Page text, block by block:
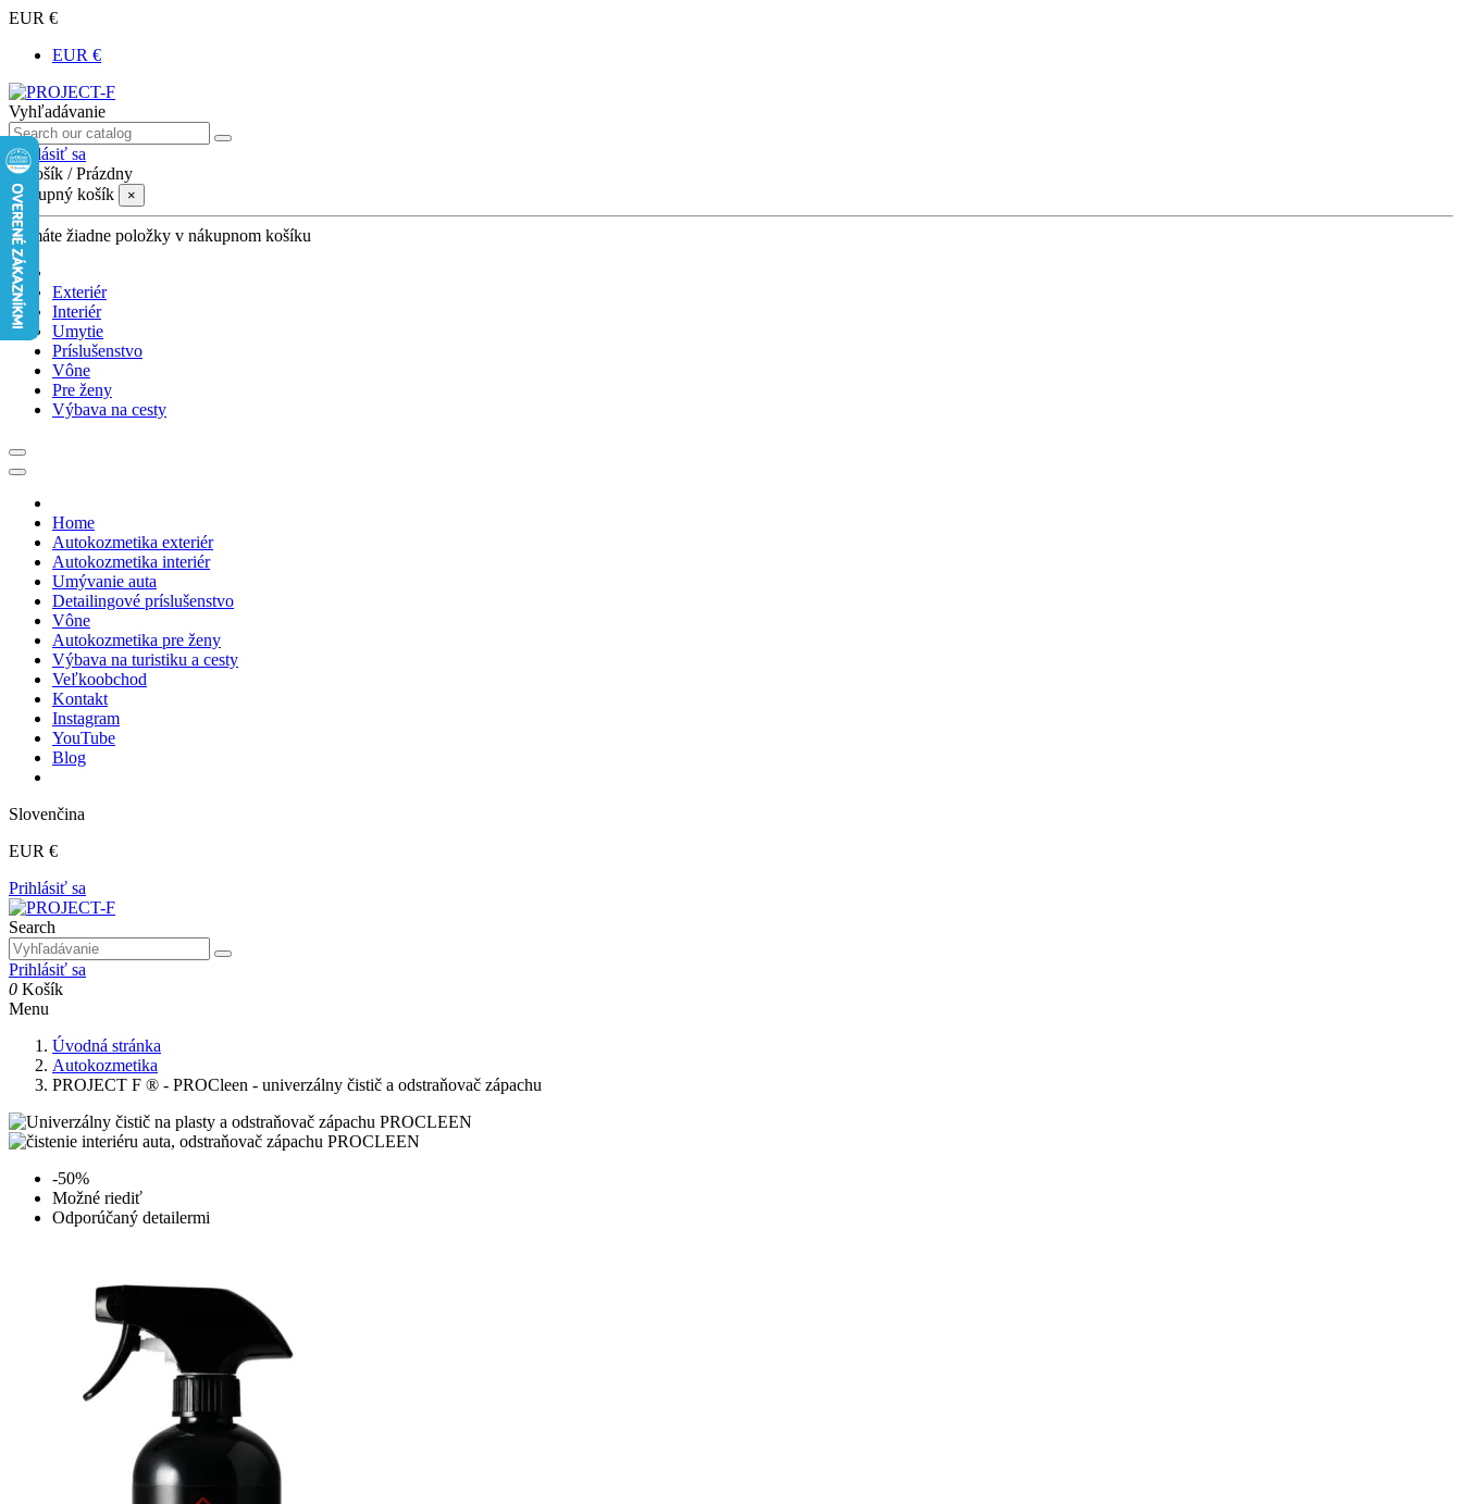
EUR €
EUR €
Vyhľadávanie
Prihlásiť sa
0 Košík /Prázdny
Nákupný košík
×
Nemáte žiadne položky v nákupnom košíku
Exteriér
Interiér
Umytie
Príslušenstvo
Vône
Pre ženy
Výbava na cesty
Home
Autokozmetika exteriér
Autokozmetika interiér
Umývanie auta
Detailingové príslušenstvo
Vône
Autokozmetika pre ženy
Výbava na turistiku a cesty
Veľkoobchod
Kontakt
Instagram
YouTube
Blog
Slovenčina
EUR €
Prihlásiť sa
Search
Prihlásiť sa
0 Košík
Menu
Úvodná stránka
Autokozmetika
PROJECT F ® - PROCleen - univerzálny čistič a odstraňovač zápachu
-50%
Možné riediť
Odporúčaný detailermi